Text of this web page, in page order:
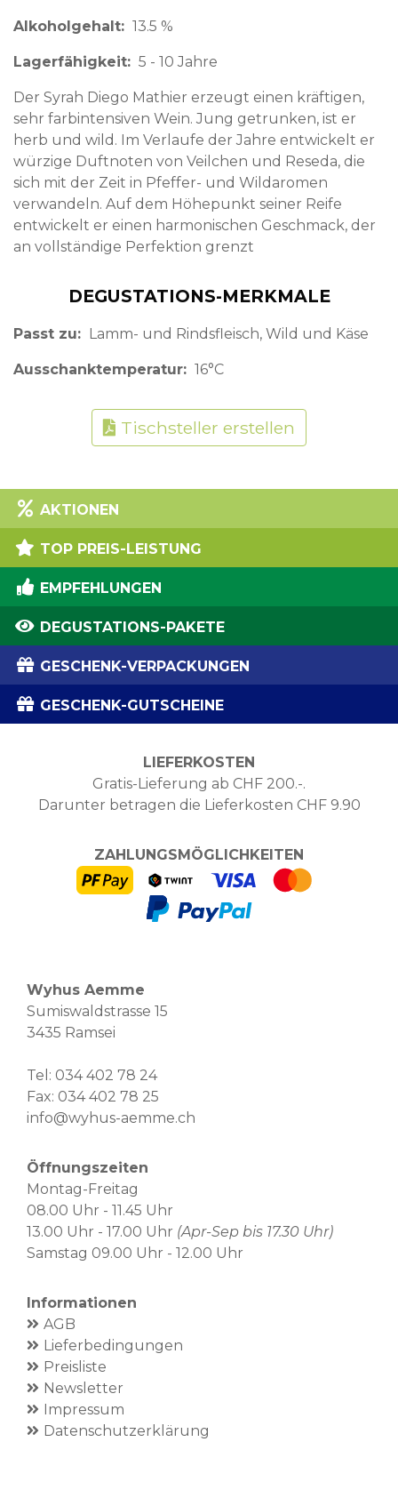
Alkoholgehalt 13.5 %
Lagerfähigkeit 5 - 10 Jahre
Der Syrah Diego Mathier erzeugt einen kräftigen,
sehr farbintensiven Wein. Jung getrunken, ist er
herb und wild. Im Verlaufe der Jahre entwickelt er
würzige Duftnoten von Veilchen und Reseda, die
sich mit der Zeit in Pfeffer- und Wildaromen
verwandeln. Auf dem Höhepunkt seiner Reife
entwickelt er einen harmonischen Geschmack, der
an vollständige Perfektion grenzt
DEGUSTATIONS-MERKMALE
Passt zu Lamm- und Rindsfleisch, Wild und Käse
Ausschanktemperatur 16°C
Tischsteller erstellen
AKTIONEN
TOP PREIS-LEISTUNG
EMPFEHLUNGEN
DEGUSTATIONS-PAKETE
GESCHENK-VERPACKUNGEN
GESCHENK-GUTSCHEINE
LIEFERKOSTEN
Gratis-Lieferung ab CHF 200.-.
Darunter betragen die Lieferkosten CHF 9.90
ZAHLUNGSMÖGLICHKEITEN
Wyhus Aemme
Sumiswaldstrasse 15
3435 Ramsei
Tel: 034 402 78 24
Fax: 034 402 78 25
info@wyhus-aemme.ch
Öffnungszeiten
Montag-Freitag
08.00 Uhr - 11.45 Uhr
13.00 Uhr - 17.00 Uhr (Apr-Sep bis 17.30 Uhr)
Samstag 09.00 Uhr - 12.00 Uhr
Informationen
AGB
Lieferbedingungen
Preisliste
Newsletter
Impressum
Datenschutzerklärung